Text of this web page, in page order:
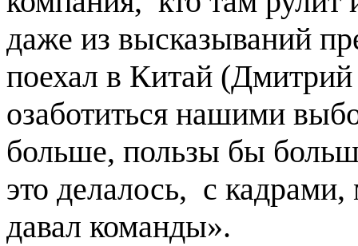
даже из высказываний
поехал в Китай
озаботиться нашими
больше, пользы бы
это делалось, с кадрами,
давал команды».